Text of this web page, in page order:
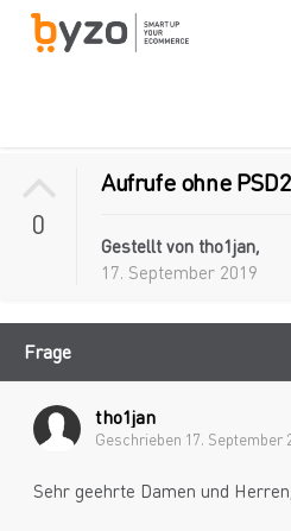
0
Aufrufe ohne
Gestellt von tho1jan,
17. September 2019
Frage
tho1jan
Geschrieben 17. September
Sehr geehrte Damen und